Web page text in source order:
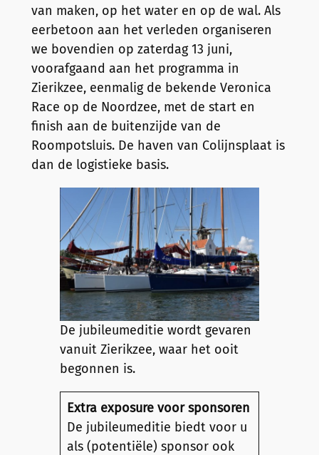
van maken, op het water en op de wal. Als
eerbetoon aan het verleden organiseren
we bovendien op zaterdag 13 juni,
voorafgaand aan het programma in
Zierikzee, eenmalig de bekende Veronica
Race op de Noordzee, met de start en
finish aan de buitenzijde van de
Roompotsluis. De haven van Colijnsplaat is
dan de logistieke basis.
De jubileumeditie wordt gevaren
vanuit Zierikzee, waar het ooit
begonnen is.
Extra exposure voor sponsoren
De jubileumeditie biedt voor u
als (potentiële) sponsor ook